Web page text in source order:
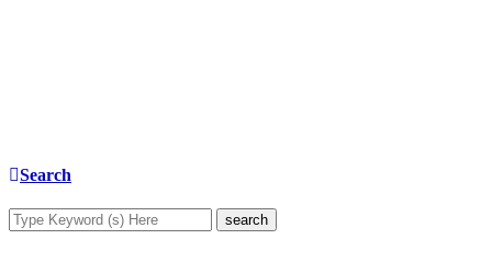
Search
search